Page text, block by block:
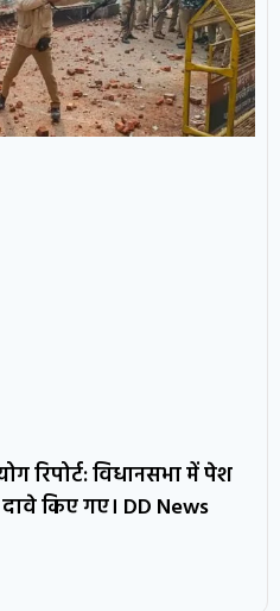
रिपोर्ट: विधानसभा में पेश
दावे किए गए। DD News